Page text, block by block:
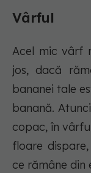
Vârful
Acel mic vârf
jos, dacă
bananei tale
banană.
copac, în
floare
ce rămâne din